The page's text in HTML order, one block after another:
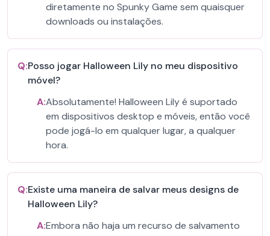
diretamente no Spunky Game sem quaisquer
downloads ou instalações.
Q:Posso jogar Halloween Lily no meu dispositivo
móvel?
A:Absolutamente! Halloween Lily é suportado
em dispositivos desktop e móveis, então você
pode jogá-lo em qualquer lugar, a qualquer
hora.
Q:Existe uma maneira de salvar meus designs de
Halloween Lily?
A:Embora não haja um recurso de salvamento